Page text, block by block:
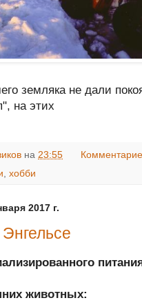
земляка не дали
на этих
на 23:55
хобби
2017 г.
животных: